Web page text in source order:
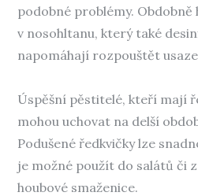
podobné problémy.
v nosohltanu, který také
napomáhají rozpouštět
Úspěšní pěstitelé, kteří mají
mohou uchovat na delší
Podušené ředkvičky lze
je možné použít do salátů či
houbové smaženice.